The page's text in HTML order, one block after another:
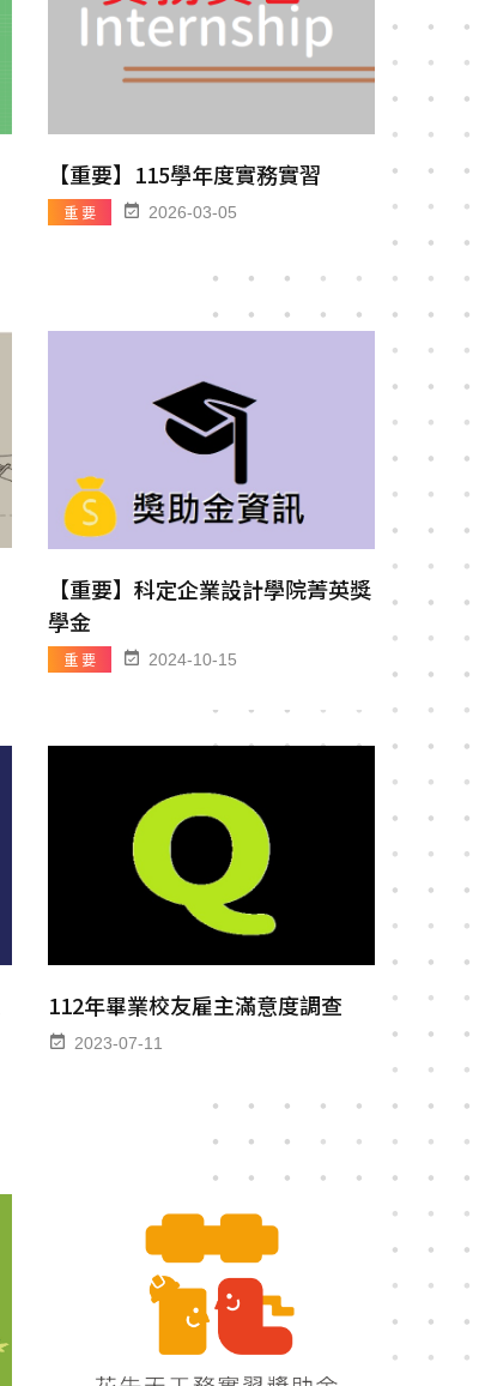
【重要】115學年度實務實習
重 要 2026-03-05
【重要】科定企業設計學院菁英獎
學金
重 要 2024-10-15
112年畢業校友雇主滿意度調查
2023-07-11